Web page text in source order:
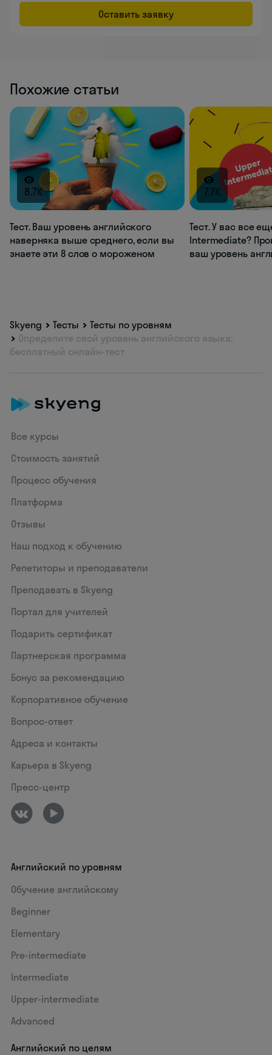
Оставить заявку
Похожие статьи
8.7K
Тест. Ваш уровень английского
наверняка выше среднего, если вы
знаете эти 8 слов о мороженом
7.7K
Тест. У вас все
Intermediate?
ваш уровень
Skyeng Тесты
Тесты по уровням
Определите свой уровень английского языка:
бесплатный онлайн-тест
Все курсы
Стоимость занятий
Процесс обучения
Платформа
Отзывы
Наш подход к обучению
Репетиторы и преподаватели
Преподавать в Skyeng
Портал для учителей
Подарить сертификат
Партнерская программа
Бонус за рекомендацию
Корпоративное обучение
Вопрос-ответ
Адреса и контакты
Карьера в Skyeng
Пресс-центр
Английский по уровням
Обучение английскому
Beginner
Elementary
Pre-intermediate
Intermediate
Upper-intermediate
Advanced
Английский по целям